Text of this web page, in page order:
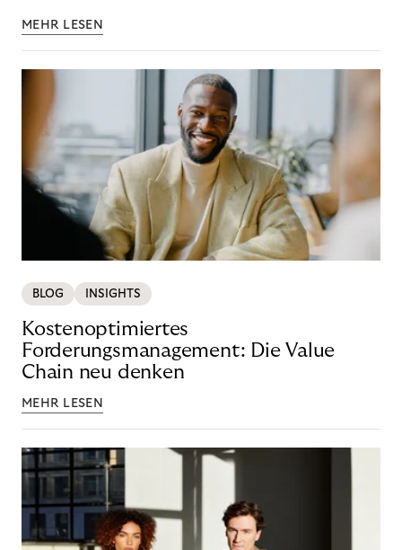
MEHR LESEN
BLOG INSIGHTS
Kostenoptimiertes
Forderungsmanagement: Die Value
Chain neu denken
MEHR LESEN